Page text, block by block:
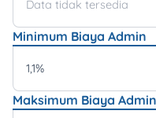
Data tidak tersedia
Minimum Biaya Admin
1,1%
Maksimum Biaya Admin